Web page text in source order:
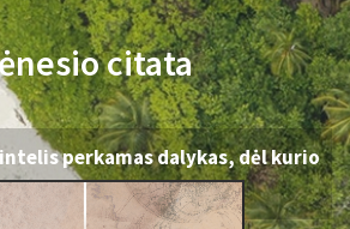
citata
perkamas dalykas, dėl kurio
turtingesni...